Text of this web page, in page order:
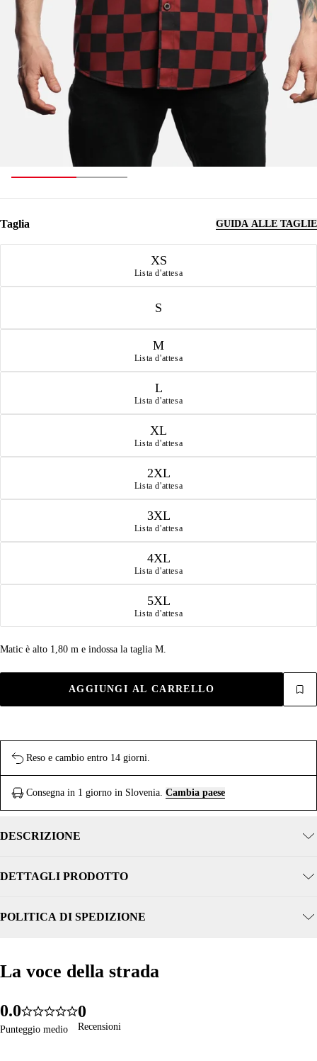
Taglia GUIDA ALLE TAGLIE
XS
Lista d'attesa
S
M
Lista d'attesa
L
Lista d'attesa
XL
Lista d'attesa
2XL
Lista d'attesa
3XL
Lista d'attesa
4XL
Lista d'attesa
5XL
Lista d'attesa
Matic è alto 1,80 m e indossa la taglia M.
AGGIUNGI AL CARRELLO
Reso e cambio entro 14 giorni.
Consegna in 1 giorno in Slovenia. Cambia paese
DESCRIZIONE
DETTAGLI PRODOTTO
POLITICA DI SPEDIZIONE
La voce della strada
La voce della strada
0
1
.0
1
5.0
Punteggio medio
Punteggio medio
0
1
276
Recensioni
Recensioni